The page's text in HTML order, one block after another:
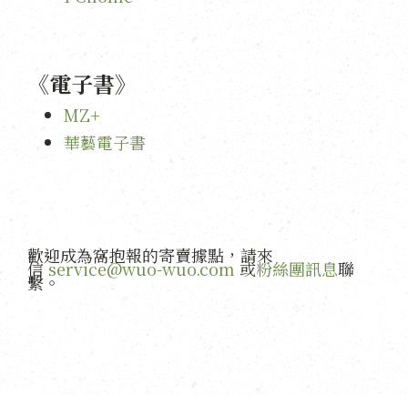
《電子書》
MZ+
華藝電子書
歡迎成為窩抱報的寄賣據點，請來
信service@wuo-wuo.com 或粉絲團訊息聯
繫。